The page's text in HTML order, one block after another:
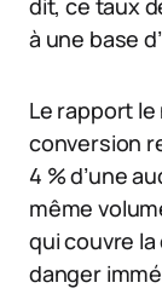
dit, ce taux
à une base
Le rapport
conversion
4 % d’une
même
qui couvre
danger